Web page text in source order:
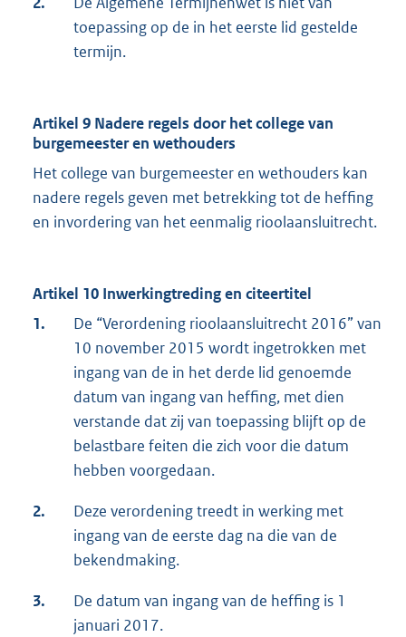
toepassing op de in het eerste lid gestelde
termijn.
Artikel 9 Nadere regels door het college van
burgemeester en wethouders
Het college van burgemeester en wethouders kan
nadere regels geven met betrekking tot de heffing
en invordering van het eenmalig rioolaansluitrecht.
Artikel 10 Inwerkingtreding en citeertitel
1.
De “Verordening rioolaansluitrecht 2016” van
10 november 2015 wordt ingetrokken met
ingang van de in het derde lid genoemde
datum van ingang van heffing, met dien
verstande dat zij van toepassing blijft op de
belastbare feiten die zich voor die datum
hebben voorgedaan.
2.
Deze verordening treedt in werking met
ingang van de eerste dag na die van de
bekendmaking.
3.
De datum van ingang van de heffing is 1
januari 2017.